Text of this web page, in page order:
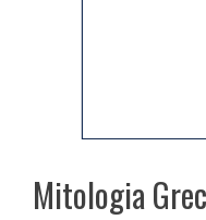
Mitologia